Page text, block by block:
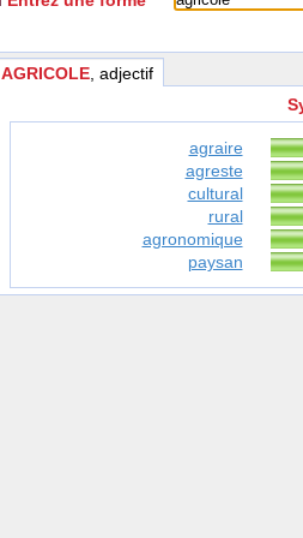
AGRICOLE , adjectif
agraire
agreste
cultural
rural
agronomique
paysan